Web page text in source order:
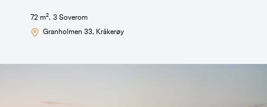
72 m2, 3Soverom
Granholmen 33, Kråkerøy